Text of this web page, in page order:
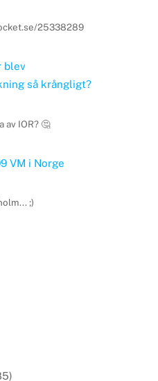
25338289
blev
så krångligt?
av IOR? 🤔
VM i Norge
;)